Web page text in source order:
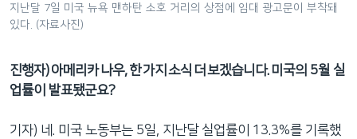
지난달 7일 미국 뉴욕 맨하탄 소호 거리의 상점에 임대 광고문이 부착돼
있다. (자료사진)
진행자) 아메리카 나우, 한 가지 소식 더 보겠습니다. 미국의 5월 실
업률이 발표됐군요?
기자) 네. 미국 노동부는 5일, 지난달 실업률이 13.3%를 기록했